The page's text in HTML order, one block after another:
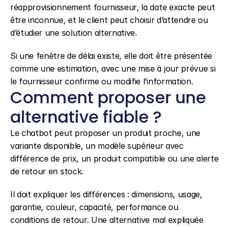
réapprovisionnement fournisseur, la date exacte peut
être inconnue, et le client peut choisir d’attendre ou
d’étudier une solution alternative.
Si une fenêtre de délai existe, elle doit être présentée
comme une estimation, avec une mise à jour prévue si
le fournisseur confirme ou modifie l’information.
Comment proposer une
alternative fiable ?
Le chatbot peut proposer un produit proche, une
variante disponible, un modèle supérieur avec
différence de prix, un produit compatible ou une alerte
de retour en stock.
Il doit expliquer les différences : dimensions, usage,
garantie, couleur, capacité, performance ou
conditions de retour. Une alternative mal expliquée